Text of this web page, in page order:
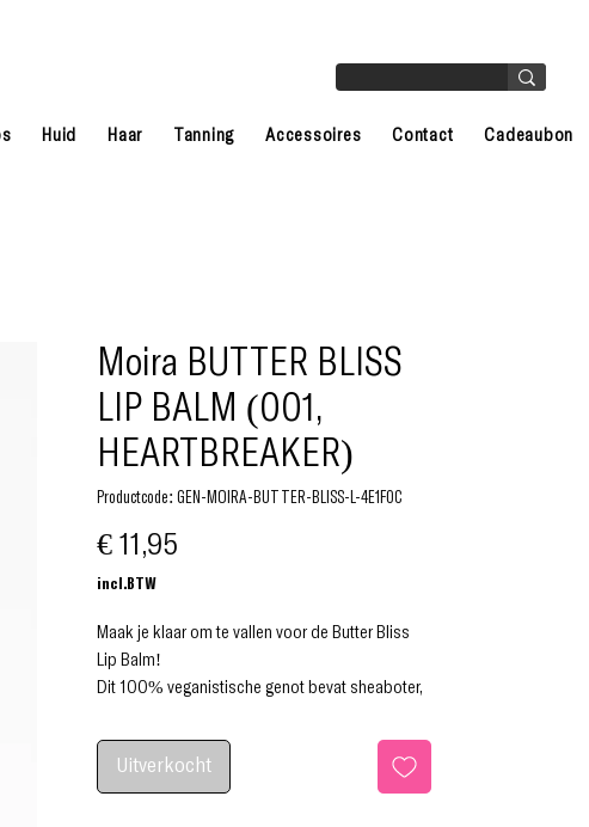
Huid Haar Tanning Accessoires Contact Cadeaubon
Moira BUTTER BLISS
LIP BALM (001,
HEARTBREAKER)
Productcode: GEN-MOIRA-BUTTER-BLISS-L-4E1F0C
€ 11,95
incl.BTW
Maak je klaar om te vallen voor de Butter Bliss
Lip Balm!
Dit 100% veganistische genot bevat sheaboter,
lippen onweerstaanbaar zacht en mooi glanzend
blijven. Het verzacht moeiteloos fijne lijntjes en
voegt een mooie glans toe voor vollere,
Uitverkocht